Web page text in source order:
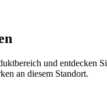
und entdecken
an diesem Standort.